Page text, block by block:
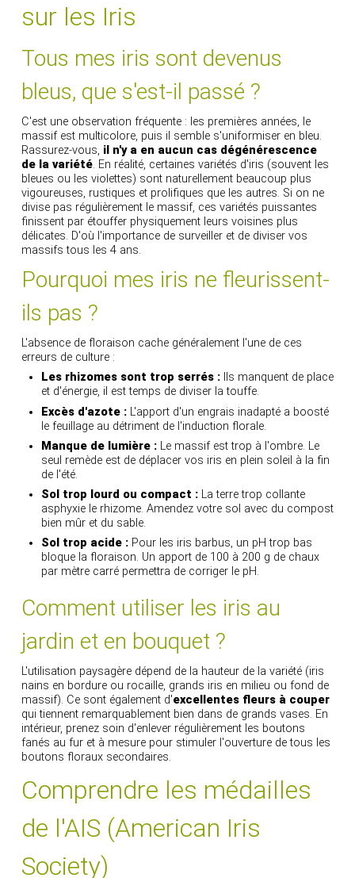
sur les Iris
Tous mes iris sont devenus
bleus, que s'est-il passé ?
C'est une observation fréquente : les premières années, le
massif est multicolore, puis il semble s'uniformiser en bleu.
Rassurez-vous, il n'y a en aucun cas dégénérescence
de la variété. En réalité, certaines variétés d'iris (souvent les
bleues ou les violettes) sont naturellement beaucoup plus
vigoureuses, rustiques et prolifiques que les autres. Si on ne
divise pas régulièrement le massif, ces variétés puissantes
finissent par étouffer physiquement leurs voisines plus
délicates. D'où l'importance de surveiller et de diviser vos
massifs tous les 4 ans.
Pourquoi mes iris ne fleurissent-
ils pas ?
L'absence de floraison cache généralement l'une de ces
erreurs de culture :
Les rhizomes sont trop serrés : Ils manquent de place
et d'énergie, il est temps de diviser la touffe.
Excès d'azote : L'apport d'un engrais inadapté a boosté
le feuillage au détriment de l'induction florale.
Manque de lumière : Le massif est trop à l'ombre. Le
seul remède est de déplacer vos iris en plein soleil à la fin
de l'été.
Sol trop lourd ou compact : La terre trop collante
asphyxie le rhizome. Amendez votre sol avec du compost
bien mûr et du sable.
Sol trop acide : Pour les iris barbus, un pH trop bas
bloque la floraison. Un apport de 100 à 200 g de chaux
par mètre carré permettra de corriger le pH.
Comment utiliser les iris au
jardin et en bouquet ?
L'utilisation paysagère dépend de la hauteur de la variété (iris
nains en bordure ou rocaille, grands iris en milieu ou fond de
massif). Ce sont également d'excellentes fleurs à couper
qui tiennent remarquablement bien dans de grands vases. En
intérieur, prenez soin d'enlever régulièrement les boutons
fanés au fur et à mesure pour stimuler l'ouverture de tous les
boutons floraux secondaires.
Comprendre les médailles
de l'AIS (American Iris
Society)